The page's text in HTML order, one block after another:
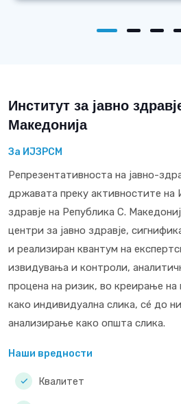
Институт за јавно
Македонија
За ИЈЗРСМ
Репрезентативноста на јавно-
државата преку активностите на
здравје на Република С.
центри за јавно здравје,
и реализиран квантум на
извидувања и контроли,
процена на ризик, во креирање
како индивидуална слика, сé до
анализирање како општа слика.
Наши вредности
Квалитет